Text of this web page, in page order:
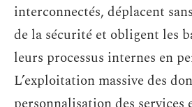
interconnectés, déplacent
de la sécurité et obligent les
leurs processus internes en
L’exploitation massive des